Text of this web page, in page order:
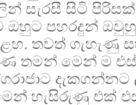
සැරසී සිටි
ඔහුට පහරදුන්
තවත් ගැහැණු
තමන් මෙන් ම
හැසිරුණු එක්